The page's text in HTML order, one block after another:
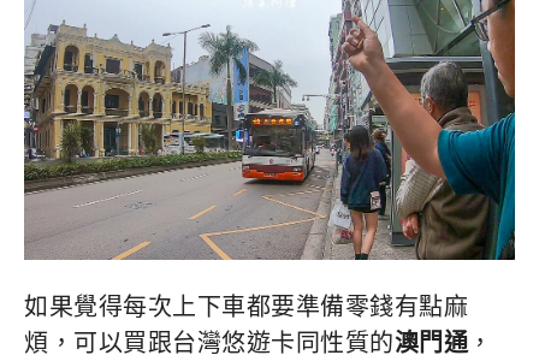
如果覺得每次上下車都要準備零錢有點麻
煩，可以買跟台灣悠遊卡同性質的澳門通，